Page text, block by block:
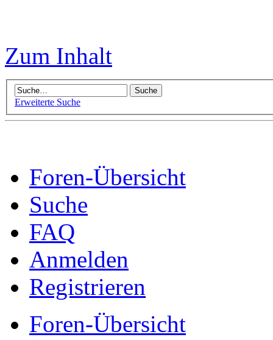
Zum Inhalt
Erweiterte Suche
Foren-Übersicht
Suche
FAQ
Anmelden
Registrieren
Foren-Übersicht